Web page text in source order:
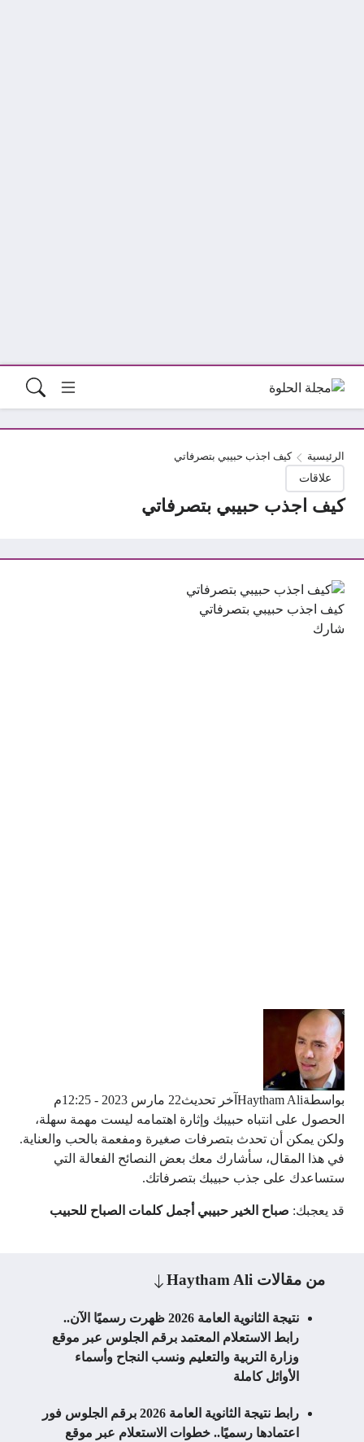
الرئيسية كيف اجذب حبيبي بتصرفاتي
علاقات
كيف اجذب حبيبي بتصرفاتي
كيف اجذب حبيبي بتصرفاتي
شارك
بواسطةHaytham Ali آخر تحديث22 مارس 2023 - 12:25م
الحصول على انتباه حبيبك وإثارة اهتمامه ليست مهمة سهلة،
ولكن يمكن أن تحدث بتصرفات صغيرة ومفعمة بالحب والعناية.
في هذا المقال، سأشارك معك بعض النصائح الفعالة التي
ستساعدك على جذب حبيبك بتصرفاتك.
قد يعجبك: صباح الخير حبيبي أجمل كلمات الصباح للحبيب
من مقالات Haytham Ali
نتيجة الثانوية العامة 2026 ظهرت رسميًا الآن..
رابط الاستعلام المعتمد برقم الجلوس عبر موقع
وزارة التربية والتعليم ونسب النجاح وأسماء
الأوائل كاملة
رابط نتيجة الثانوية العامة 2026 برقم الجلوس فور
اعتمادها رسميًا.. خطوات الاستعلام عبر موقع